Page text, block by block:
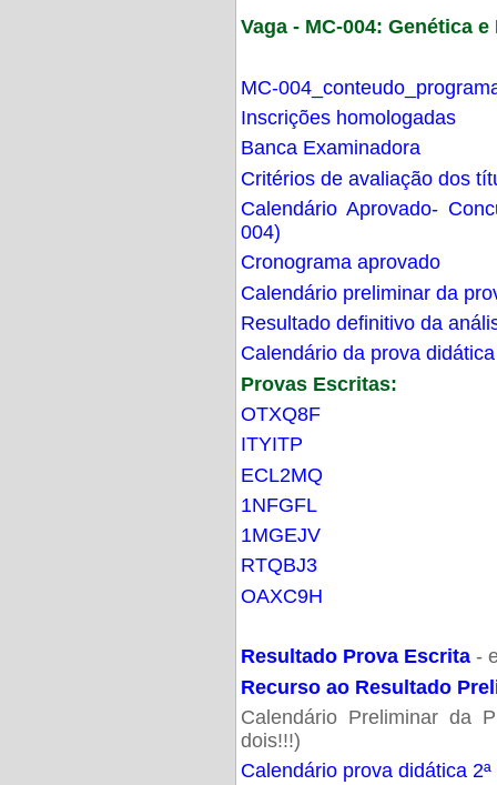
Vaga - MC-004: Genética
MC-
Inscrições homologadas
Banca Examinadora
Critérios de avaliação dos
Calendário Aprovado-
004)
Cronograma aprovado
Calendário preliminar da
Resultado definitivo da
Calendário da prova didática
Provas Escritas:
OTXQ8F
ITYITP
ECL2MQ
1NFGFL
1MGEJV
RTQBJ3
OAXC9H
Resultado Prova Escrita -
Recurso ao Resultado
Calendário Preliminar da
dois!!!)
Calendário prova didática